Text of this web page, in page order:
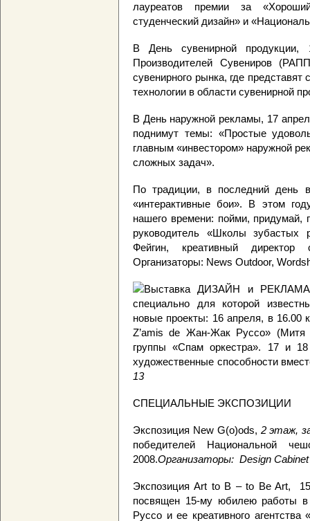
лауреатов премии за
студенческий дизайн» и
В День сувенирной продукции,
Производителей Сувениров
сувенирного рынка, где
технологии в области сувенирной
В День наружной рекламы, 17
поднимут темы: «Простые
главным «инвестором» наружной
сложных задач».
По традиции, в последний
«интерактивные бои». В этом
нашего времени: пойми,
руководитель «Школы зубастых
Фейгин, креативный
Организаторы: News Outdoor,
Выставка ДИЗАЙН и РЕКЛАМА
специально для которой
новые проекты: 16 апреля, в 16.00
Z’amis de Жан-Жак Руссо» (Митя
группы «Спам оркестра».
17 и 18
художественные способности
13
СПЕЦИАЛЬНЫЕ ЭКСПОЗИЦИИ
Экспозиция New G(o)ods, 2 этаж,
победителей Национальной
2008.Организаторы: Design
Экспозиция Art to B – to Be Art,
посвящен 15-му юбилею работы
Руссо и ее креативного агентства